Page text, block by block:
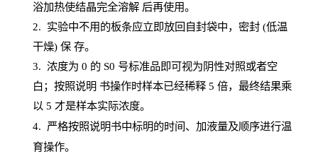
浴加热使结晶完全溶解 后再使用。
2. 实验中不用的板条应立即放回自封袋中，密封(低温
干燥) 保 存。
3. 浓度为 0 的 S0 号标准品即可视为阴性对照或者空
白；按照说明 书操作时样本已经稀释5 倍，最终结果乘
以 5 才是样本实际浓度。
4. 严格按照说明书中标明的时间、加液量及顺序进行温
育操作。